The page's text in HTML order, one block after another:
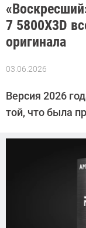
7 5800X3D
оригинала
03.06.2026
Автор:
Калашников
Версия 2026
той, что была